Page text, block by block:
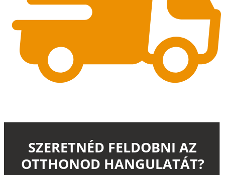
SZERETNÉD FELDOBNI AZ
OTTHONOD HANGULATÁT?